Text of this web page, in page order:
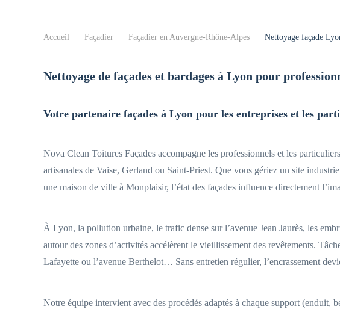
Accueil Façadier Façadier en Auvergne-Rhône-Alpes Nettoyage façade
Nettoyage de façades et bardages à Lyon pour
Votre partenaire façades à Lyon pour les entreprises et les
Nova Clean Toitures Façades accompagne les professionnels et les
artisanales de Vaise, Gerland ou Saint-Priest. Que vous gériez un site
une maison de ville à Monplaisir, l’état des façades influence directement
À Lyon, la pollution urbaine, le trafic dense sur l’avenue Jean Jaurès, les
autour des zones d’activités accélèrent le vieillissement des revêtements.
Lafayette ou l’avenue Berthelot… Sans entretien régulier, l’encrassement
Notre équipe intervient avec des procédés adaptés à chaque support